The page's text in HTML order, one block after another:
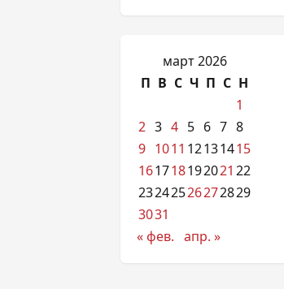
март 2026
П В С Ч П С Н
1
2 3 4 5 6 7 8
9 1011 12131415
161718192021 22
23242526272829
3031
« фев. апр. »